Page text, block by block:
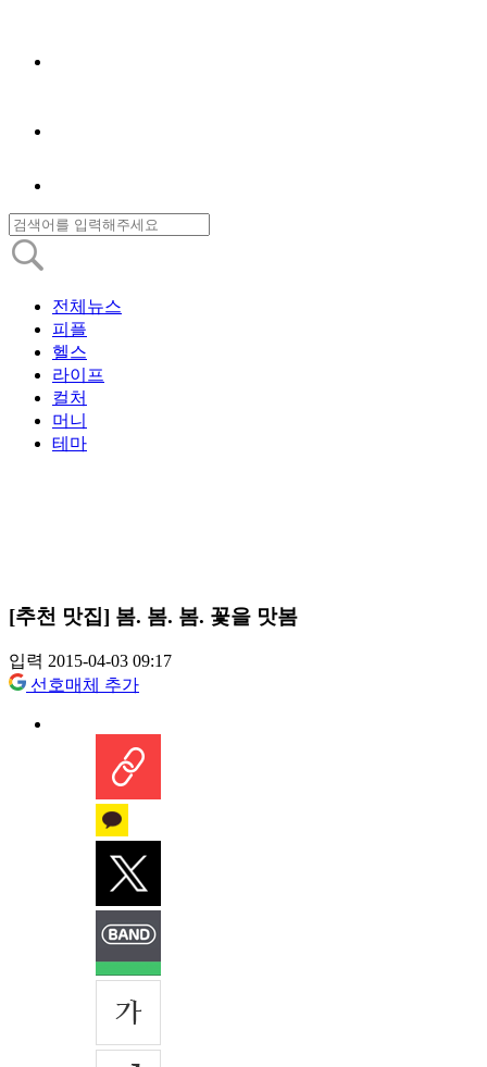
전체뉴스
피플
헬스
라이프
컬처
머니
테마
[추천 맛집] 봄. 봄. 봄. 꽃을 맛봄
입력 2015-04-03 09:17
선호매체 추가